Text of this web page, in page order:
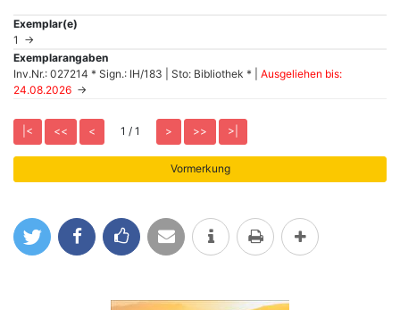
Exemplar(e)
1 →
Exemplarangaben
Inv.Nr.: 027214 * Sign.: IH/183 | Sto: Bibliothek * | Ausgeliehen bis:
24.08.2026 →
1 / 1